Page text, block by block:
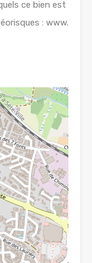
ce bien est
: www.